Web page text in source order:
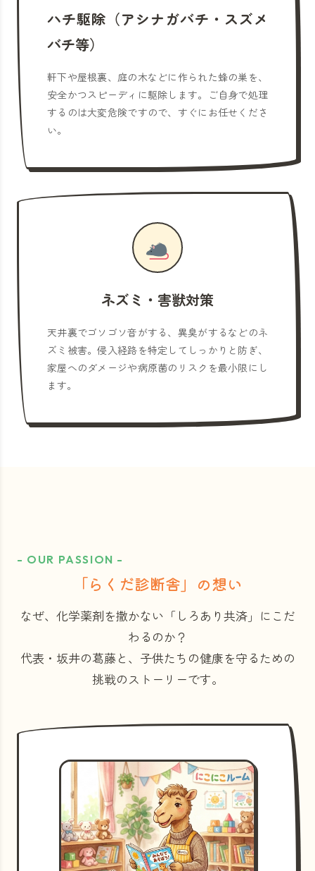
ハチ駆除（アシナガバチ・スズメ
バチ等）
軒下や屋根裏、庭の木などに作られた蜂の巣を、
安全かつスピーディに駆除します。ご自身で処理
するのは大変危険ですので、すぐにお任せくださ
い。
ネズミ・害獣対策
天井裏でゴソゴソ音がする、異臭がするなどのネ
ズミ被害。侵入経路を特定してしっかりと防ぎ、
家屋へのダメージや病原菌のリスクを最小限にし
ます。
- OUR PASSION -
「らくだ診断舎」の想い
なぜ、化学薬剤を撒かない「しろあり共済」にこだ
わるのか？
代表・坂井の葛藤と、子供たちの健康を守るための
挑戦のストーリーです。